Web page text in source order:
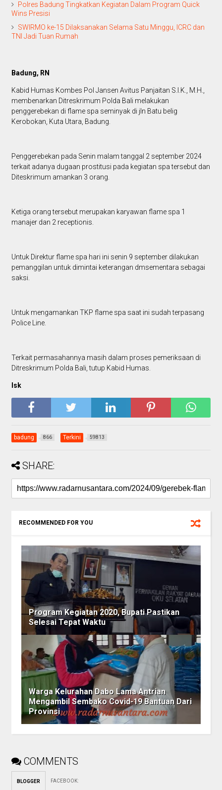
Polres Badung Tingkatkan Kegiatan Dalam Program Quick
Wins Presisi
SWIRMO ke-15 Dilaksanakan Selama Satu Minggu, ICRC dan
TNI Jadi Tuan Rumah
Badung, RN
Kabid Humas Kombes Pol Jansen Avitus Panjaitan S.I.K., M.H.,
membenarkan Ditreskrimum Polda Bali melakukan
penggerebekan di flame spa seminyak di jln Batu belig
Kerobokan, Kuta Utara, Badung.
Penggerebekan pada Senin malam tanggal 2 september 2024
terkait adanya dugaan prostitusi pada kegiatan spa tersebut dan
Diteskrimum amankan 3 orang.
Ketiga orang tersebut merupakan karyawan flame spa 1
manajer dan 2 receptionis.
Untuk Direktur flame spa hari ini senin 9 september dilakukan
pemanggilan untuk dimintai keterangan dmsementara sebagai
saksi.
Untuk mengamankan TKP flame spa saat ini sudah terpasang
Police Line.
Terkait permasahannya masih dalam proses pemeriksaan di
Ditreskrimum Polda Bali, tutup Kabid Humas.
Isk
badung 866 Terkini 59813
SHARE:
RECOMMENDED FOR YOU
Program Kegiatan 2020, Bupati Pastikan
Selesai Tepat Waktu
Warga Kelurahan Dabo Lama Antrian
Mengambil Sembako Covid-19 Bantuan Dari
Provinsi
COMMENTS
BLOGGER FACEBOOK: